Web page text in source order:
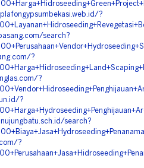
?
search?
?
?
?
search?
?